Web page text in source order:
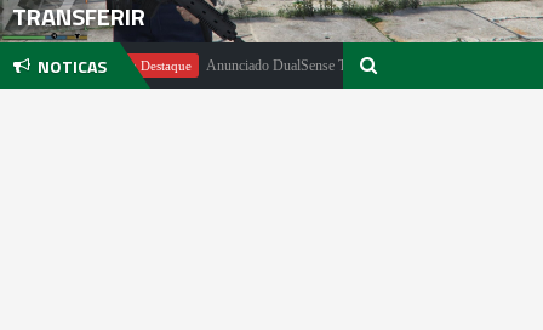
TRANSFERIR
NOTICASEm Destaque Anunciado DualSense The Last of Us Limited Edition